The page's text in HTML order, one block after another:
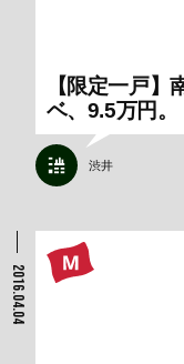
【限定一戸】
ベ、9.5万円。
渋井
2016.04.04